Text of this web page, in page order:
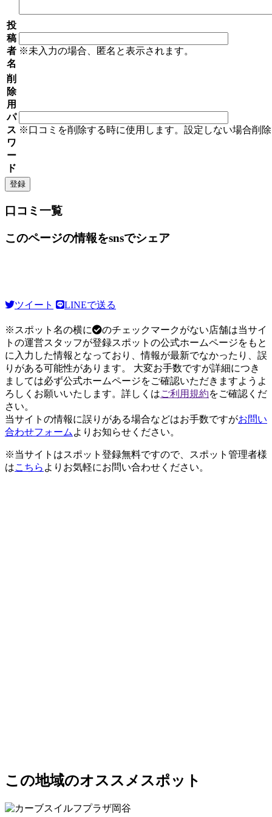
投
稿
者
名
※未入力の場合、匿名と表示されます。
削
除
用
パ
ス
ワ
ー
ド
※口コミを削除する時に使用します。設定しない場合削
口コミ一覧
このページの情報をsnsでシェア
ツイート LINEで送る
※スポット名の横に
のチェックマークがない店舗は当サイ
トの運営スタッフが登録スポットの公式ホームページをもと
に入力した情報となっており、情報が最新でなかったり、誤
りがある可能性があります。 大変お手数ですが詳細につき
ましては必ず公式ホームページをご確認いただきますようよ
ろしくお願いいたします。詳しくはご利用規約をご確認くだ
さい。
当サイトの情報に誤りがある場合などはお手数ですがお問い
合わせフォーム よりお知らせください。
※当サイトはスポット登録無料ですので、スポット管理者様
はこちら よりお気軽にお問い合わせください。
この地域のオススメスポット